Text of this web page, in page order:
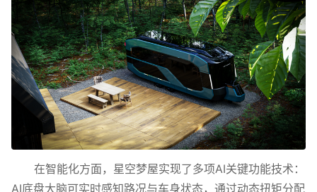
在智能化方面，星空梦屋实现了多项AI关键功能技术：
AI底盘大脑可实时感知路况与车身状态，通过动态扭矩分配